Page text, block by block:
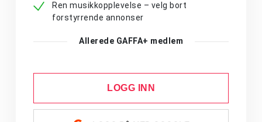
Ren musikkopplevelse – velg bort
forstyrrende annonser
Allerede GAFFA+ medlem
LOGG INN